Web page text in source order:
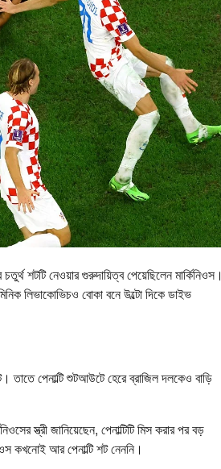
শটটি নেওয়ার গুরুদায়িত্ব পেয়েছিলেন মার্কিনিওস।
লিভাকোভিচও বোকা বনে উল্টো দিকে ডাইভ
তাতে পেনাল্টি শুটআউটে হেরে ব্রাজিল দলকেও বাড়ি
স্ত্রী জানিয়েছেন, পেনাল্টিটি মিস করার পর বড়
কখনোই আর পেনাল্টি শট নেননি।